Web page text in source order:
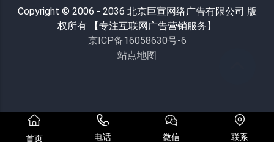
Copyright © 2006 - 2036 北京巨宣网络广告有限公司 版
权所有 【专注互联网广告营销服务】
京ICP备16058630号-6
站点地图
首页 电话 微信 联系